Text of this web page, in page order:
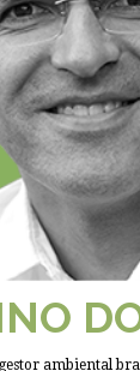
ambiental